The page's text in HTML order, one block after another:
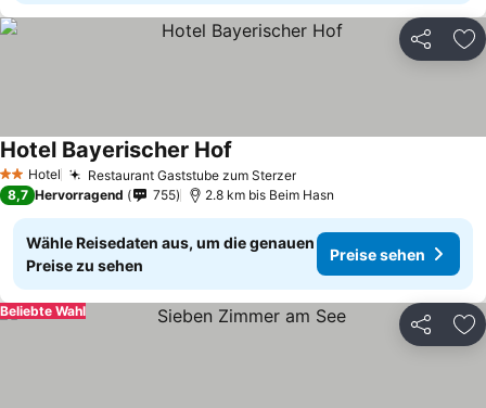
Teilen
2 Sterne
Hotel Restaurant Gaststube zum Sterzer
Hotel Bayerischer Hof
8,7 Hervorragend 755 2.8 km bis Beim Hasn
Wähle Reisedaten aus, um die genauen
Preise zu sehen
Preise sehen
Teilen
Beliebte Wahl